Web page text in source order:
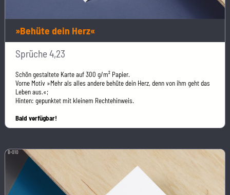
»Behüte dein Herz«
Sprüche 4,23
Schön gestaltete Karte auf 300 g/m² Papier.
Vorne Motiv »Mehr als alles andere behüte dein Herz, denn von ihm geht das
Leben aus.«;
Hinten: gepunktet mit kleinem Rechtehinweis.
Bald verfügbar!
B-010